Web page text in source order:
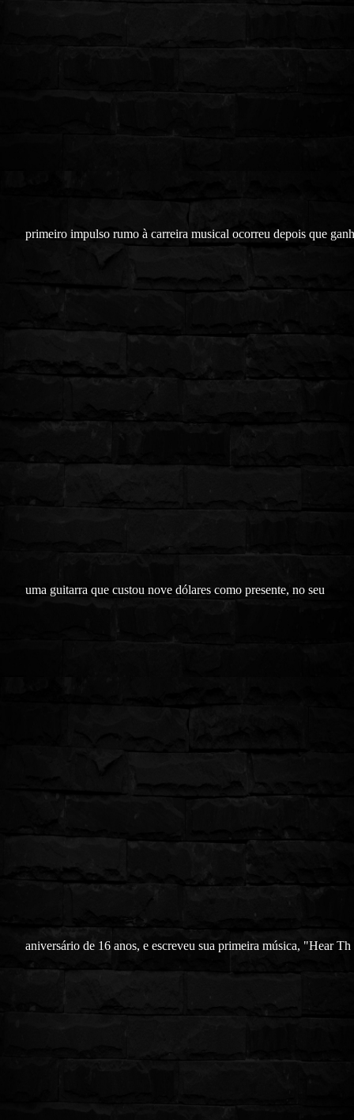
primeiro impulso rumo à carreira musical ocorreu depois que
uma guitarra que custou nove dólares como presente, no seu
aniversário de 16 anos, e escreveu sua primeira música, "Hear Th